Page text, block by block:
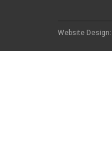
Website Design: